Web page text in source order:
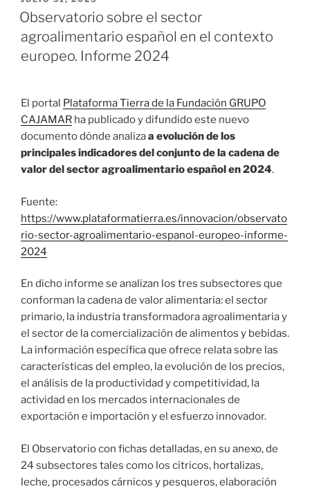
EL
Observatorio sobre el sector
agroalimentario español en el contexto
europeo. Informe 2024
El portal Plataforma Tierra de la Fundación GRUPO
CAJAMAR ha publicado y difundido este nuevo
documento dónde analizaa evolución de los
principales indicadores del conjunto de la cadena de
valor del sector agroalimentario español en 2024.
Fuente:
https://www.plataformatierra.es/innovacion/observato
rio-sector-agroalimentario-espanol-europeo-informe-
2024
En dicho informe se analizan los tres subsectores que
conforman la cadena de valor alimentaria: el sector
primario, la industria transformadora agroalimentaria y
el sector de la comercialización de alimentos y bebidas.
La información específica que ofrece relata sobre las
características del empleo, la evolución de los precios,
el análisis de la productividad y competitividad, la
actividad en los mercados internacionales de
exportación e importación y el esfuerzo innovador.
El Observatorio con fichas detalladas, en su anexo, de
24 subsectores tales como los cítricos, hortalizas,
leche, procesados cárnicos y pesqueros, elaboración